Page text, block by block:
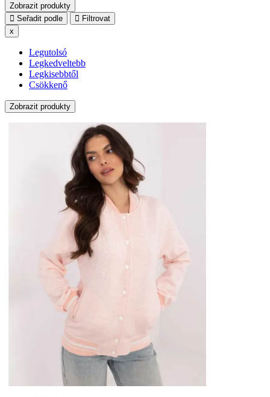
Zobrazit produkty
Seřadit podle
Filtrovat
x
Legutolsó
Legkedveltebb
Legkisebbtől
Csökkenő
Zobrazit produkty